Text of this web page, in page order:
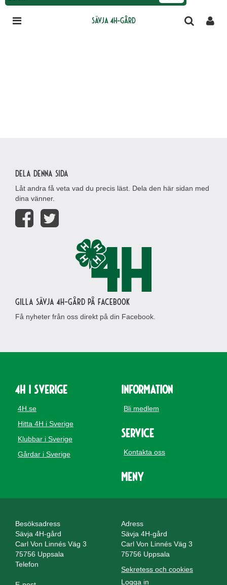
Sävja 4H-gård
Dela denna sida
Låt andra få veta vad du precis läst. Dela den här sidan med
dina vänner.
Gilla Sävja 4H-gård på Facebook
Få nyheter från oss direkt på din Facebook.
4H i Sverige
4H.se
Hitta 4H i Sverige
Klubbar i Sverige
Gårdar i Sverige
Information
Bli medlem
Service
Kontakta oss
Meny
Besöksadress
Sävja 4H-gård
Carl Von Linnés Väg 3
75756 Uppsala
Adress
Sävja 4H-gård
Carl Von Linnés Väg 3
75756 Uppsala
Telefon
Sekretess och cookies
Logga in